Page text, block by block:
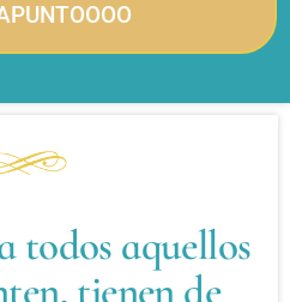
todos aquellos
tienen de